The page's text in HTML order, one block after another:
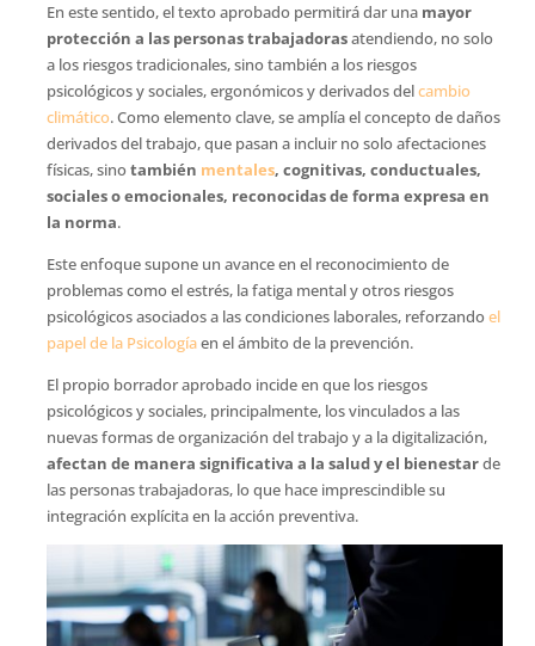
En este sentido, el texto aprobado permitirá dar una mayor
protección a las personas trabajadorasatendiendo, no solo
a los riesgos tradicionales, sino también a los riesgos
psicológicos y sociales, ergonómicos y derivados delcambio
climático. Como elemento clave, se amplía el concepto de daños
derivados del trabajo, que pasan a incluir no solo afectaciones
físicas, sinotambién mentales, cognitivas, conductuales,
sociales o emocionales, reconocidas de forma expresa en
la norma.
Este enfoque supone un avance en el reconocimiento de
problemas como el estrés, la fatiga mental y otros riesgos
psicológicos asociados a las condiciones laborales, reforzandoel
papel de la Psicologíaen el ámbito de la prevención.
El propio borrador aprobado incide en que los riesgos
psicológicos y sociales, principalmente, los vinculados a las
nuevas formas de organización del trabajo y a la digitalización,
afectan de manera significativa a la salud y el bienestarde
las personas trabajadoras, lo que hace imprescindible su
integración explícita en la acción preventiva.